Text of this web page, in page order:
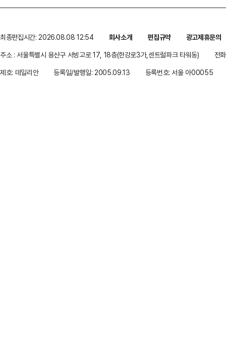
최종편집시간: 2026.08.08 12:54 회사소개 편집규약
광고제휴문의
주소 : 서울특별시 용산구 서빙고로 17, 18층(한강로3가,센트럴파크 타워동)
전
제호: 데일리안
등록일/발행일: 2005.09.13 등록번호: 서울 아00055